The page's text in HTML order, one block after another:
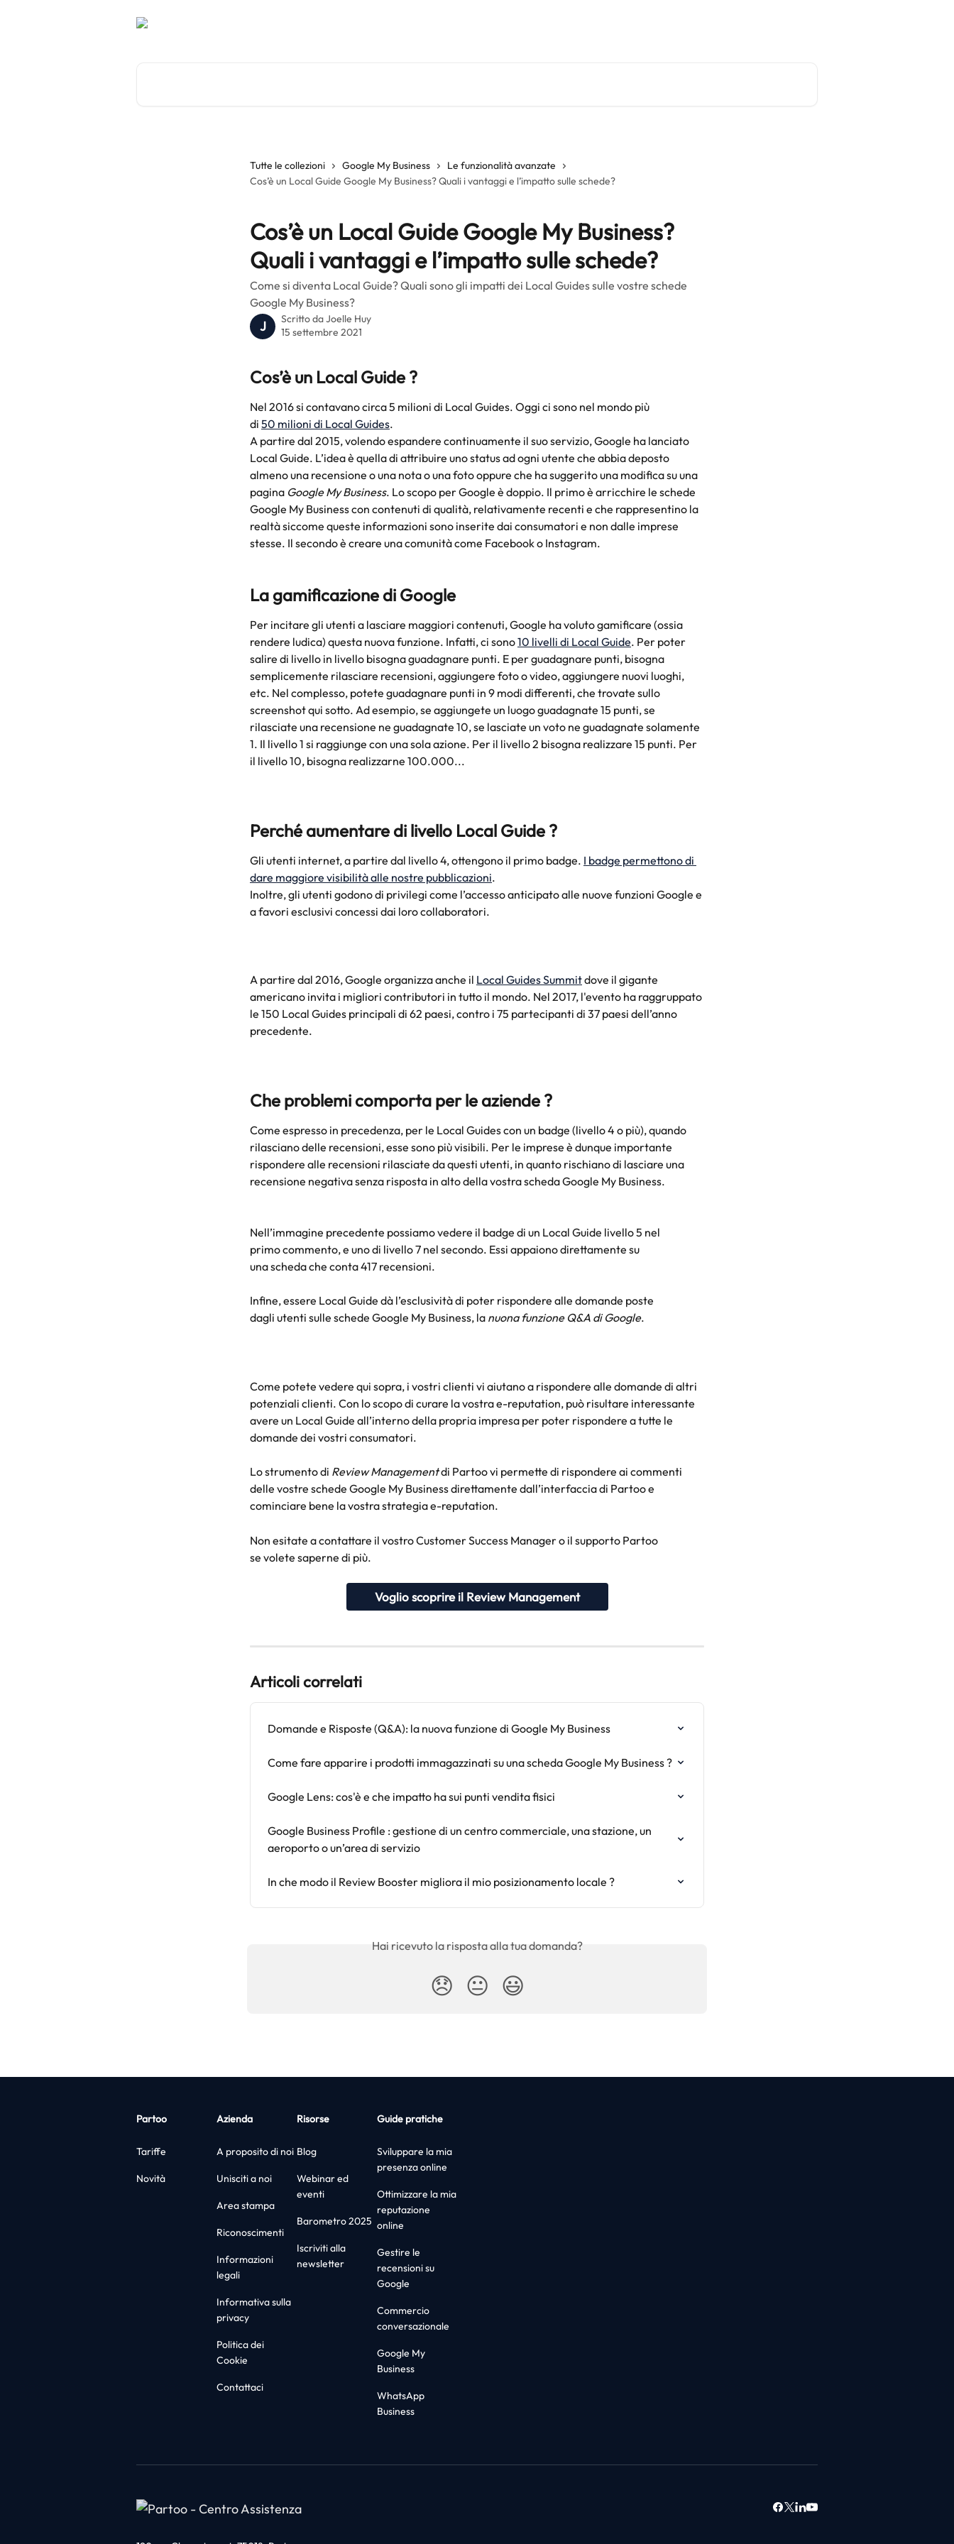
Tutte le collezioni Google My Business
Le funzionalità avanzate
Cos’è un Local Guide Google My Business? Quali i vantaggi e l’impatto sulle schede?
Cos’è un Local Guide Google My Business?
Quali i vantaggi e l’impatto sulle schede?
Come si diventa Local Guide? Quali sono gli impatti dei Local Guides sulle vostre schede
Google My Business?
J Scritto daJoelle Huy
15 settembre 2021
Cos’è un Local Guide ?
Nel 2016 si contavano circa 5 milioni di Local Guides. Oggi ci sono nel mondo più
di 50 milioni di Local Guides.
A partire dal 2015, volendo espandere continuamente il suo servizio, Google ha lanciato
Local Guide. L’idea è quella di attribuire uno status ad ogni utente che abbia deposto
almeno una recensione o una nota o una foto oppure che ha suggerito una modifica su una
pagina Google My Business. Lo scopo per Google è doppio. Il primo è arricchire le schede
Google My Business con contenuti di qualità, relativamente recenti e che rappresentino la
realtà siccome queste informazioni sono inserite dai consumatori e non dalle imprese
stesse. Il secondo è creare una comunità come Facebook o Instagram.
La gamificazione di Google
Per incitare gli utenti a lasciare maggiori contenuti, Google ha voluto gamificare (ossia
rendere ludica) questa nuova funzione. Infatti, ci sono 10 livelli di Local Guide. Per poter
salire di livello in livello bisogna guadagnare punti. E per guadagnare punti, bisogna
semplicemente rilasciare recensioni, aggiungere foto o video, aggiungere nuovi luoghi,
etc. Nel complesso, potete guadagnare punti in 9 modi differenti, che trovate sullo
screenshot qui sotto. Ad esempio, se aggiungete un luogo guadagnate 15 punti, se
rilasciate una recensione ne guadagnate 10, se lasciate un voto ne guadagnate solamente
1. Il livello 1 si raggiunge con una sola azione. Per il livello 2 bisogna realizzare 15 punti. Per
il livello 10, bisogna realizzarne 100.000...
Perché aumentare di livello Local Guide ?
Gli utenti internet, a partire dal livello 4, ottengono il primo badge. I badge permettono di
dare maggiore visibilità alle nostre pubblicazioni.
Inoltre, gli utenti godono di privilegi come l’accesso anticipato alle nuove funzioni Google e
a favori esclusivi concessi dai loro collaboratori.
A partire dal 2016, Google organizza anche il Local Guides Summit dove il gigante
americano invita i migliori contributori in tutto il mondo. Nel 2017, l'evento ha raggruppato
le 150 Local Guides principali di 62 paesi, contro i 75 partecipanti di 37 paesi dell’anno
precedente.
Che problemi comporta per le aziende ?
Come espresso in precedenza, per le Local Guides con un badge (livello 4 o più), quando
rilasciano delle recensioni, esse sono più visibili. Per le imprese è dunque importante
rispondere alle recensioni rilasciate da questi utenti, in quanto rischiano di lasciare una
recensione negativa senza risposta in alto della vostra scheda Google My Business.
Nell’immagine precedente possiamo vedere il badge di un Local Guide livello 5 nel
primo commento, e uno di livello 7 nel secondo. Essi appaiono direttamente su
una scheda che conta 417 recensioni.
Infine, essere Local Guide dà l’esclusività di poter rispondere alle domande poste
dagli utenti sulle schede Google My Business, la nuona funzione Q&A di Google.
Come potete vedere qui sopra, i vostri clienti vi aiutano a rispondere alle domande di altri
potenziali clienti. Con lo scopo di curare la vostra e-reputation, può risultare interessante
avere un Local Guide all’interno della propria impresa per poter rispondere a tutte le
domande dei vostri consumatori.
Lo strumento di Review Management di Partoo vi permette di rispondere ai commenti
delle vostre schede Google My Business direttamente dall’interfaccia di Partoo e
cominciare bene la vostra strategia e-reputation.
Non esitate a contattare il vostro Customer Success Manager o il supporto Partoo
se volete saperne di più.
Voglio scoprire il Review Management
Articoli correlati
Domande e Risposte (Q&A): la nuova funzione di Google My Business
Come fare apparire i prodotti immagazzinati su una scheda Google My Business ?
Google Lens: cos'è e che impatto ha sui punti vendita fisici
Google Business Profile : gestione di un centro commerciale, una stazione, un
aeroporto o un’area di servizio
In che modo il Review Booster migliora il mio posizionamento locale ?
Hai ricevuto la risposta alla tua domanda?
😞 😐 😃
Partoo
Tariffe
Novità
Azienda
A proposito di noi
Unisciti a noi
Area stampa
Riconoscimenti
Informazioni
legali
Informativa sulla
privacy
Politica dei
Cookie
Contattaci
Risorse
Blog
Webinar ed
eventi
Barometro 2025
Iscriviti alla
newsletter
Guide pratiche
Sviluppare la mia
presenza online
Ottimizzare la mia
reputazione
online
Gestire le
recensioni su
Google
Commercio
conversazionale
Google My
Business
WhatsApp
Business